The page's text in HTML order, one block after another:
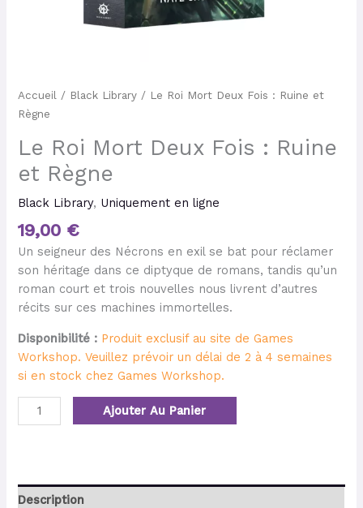
Accueil / Black Library / Le Roi Mort Deux Fois : Ruine et
Règne
Le Roi Mort Deux Fois : Ruine
et Règne
Black Library, Uniquement en ligne
19,00 €
Un seigneur des Nécrons en exil se bat pour réclamer
son héritage dans ce diptyque de romans, tandis qu’un
roman court et trois nouvelles nous livrent d’autres
récits sur ces machines immortelles.
Disponibilité : Produit exclusif au site de Games
Workshop. Veuillez prévoir un délai de 2 à 4 semaines
si en stock chez Games Workshop.
Ajouter Au Panier
Description